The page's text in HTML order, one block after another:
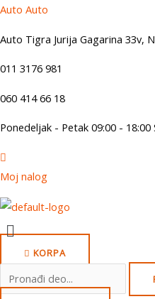
Skip
content
Auto Auto
Auto Tigra Jurija Gagarina 33v,
011 3176 981
060 414 66 18
Ponedeljak - Petak 09:00 -
Moj nalog
Menu
KORPA
for: